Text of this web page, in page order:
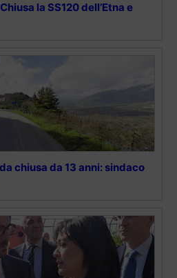
la SS120 dell’Etna e
chiusa da 13 anni: sindaco